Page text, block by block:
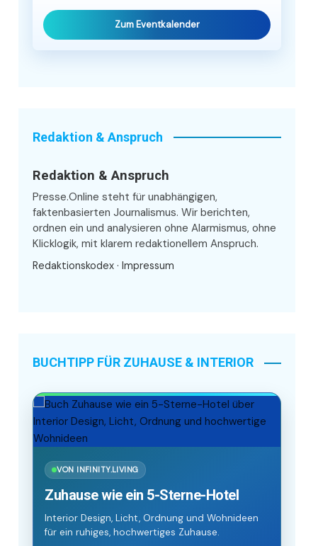
Zum Eventkalender
Redaktion & Anspruch
Redaktion & Anspruch
Presse.Online steht für unabhängigen,
faktenbasierten Journalismus. Wir berichten,
ordnen ein und analysieren ohne Alarmismus, ohne
Klicklogik, mit klarem redaktionellem Anspruch.
Redaktionskodex · Impressum
BUCHTIPP FÜR ZUHAUSE & INTERIOR
VON INFINITY.LIVING
Zuhause wie ein 5-Sterne-Hotel
Interior Design, Licht, Ordnung und Wohnideen
für ein ruhiges, hochwertiges Zuhause.